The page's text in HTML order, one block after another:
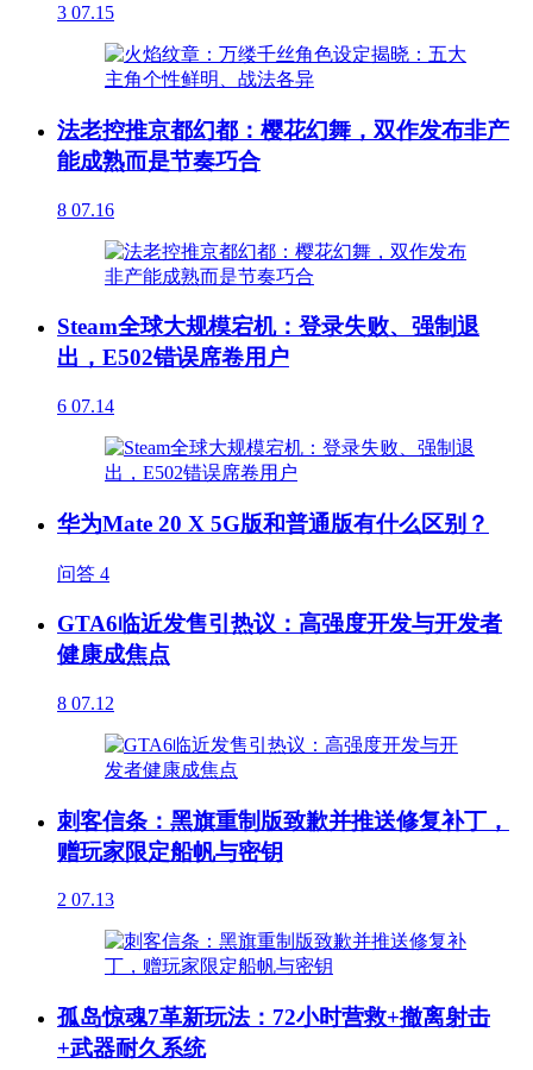
3 07.15
法老控推京都幻都：樱花幻舞，双作发布非产
能成熟而是节奏巧合
8 07.16
Steam全球大规模宕机：登录失败、强制退
出，E502错误席卷用户
6 07.14
华为Mate 20 X 5G版和普通版有什么区别？
问答 4
GTA6临近发售引热议：高强度开发与开发者
健康成焦点
8 07.12
刺客信条：黑旗重制版致歉并推送修复补丁，
赠玩家限定船帆与密钥
2 07.13
孤岛惊魂7革新玩法：72小时营救+撤离射击
+武器耐久系统